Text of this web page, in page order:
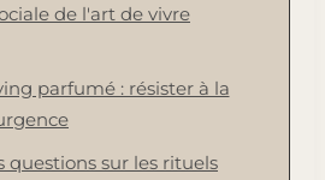
de l'art de vivre
parfumé : résister à la
questions sur les rituels